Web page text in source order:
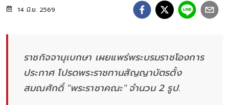
14 มิ.ย. 2569
ราชกิจจานุเบกษา เผยแพร่พระบรมราชโองการ
ประกาศ โปรดพระราชทานสัญญาบัตรตั้ง
สมณศักดิ์ "พระราชาคณะ" จำนวน 2 รูป.